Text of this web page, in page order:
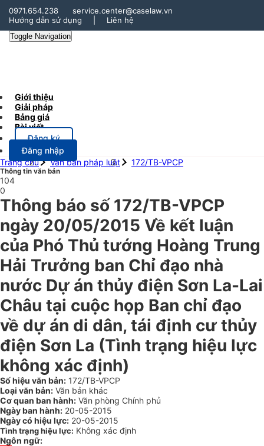
0971.654.238
service.center@caselaw.vn
Hướng dẫn sử dụng
Liên hệ
Toggle Navigation
Giới thiệu
Giải pháp
Bảng giá
Bài viết
Đăng ký
Đăng nhập
Trang chủ
Văn bản pháp luật 172/TB-VPCP
Thông tin văn bản
104
0
Thông báo số 172/TB-VPCP
ngày 20/05/2015 Về kết luận
của Phó Thủ tướng Hoàng Trung
Hải Trưởng ban Chỉ đạo nhà
nước Dự án thủy điện Sơn La-Lai
Châu tại cuộc họp Ban chỉ đạo
về dự án di dân, tái định cư thủy
điện Sơn La (Tình trạng hiệu lực
không xác định)
Số hiệu văn bản: 172/TB-VPCP
Loại văn bản: Văn bản khác
Cơ quan ban hành: Văn phòng Chính phủ
Ngày ban hành: 20-05-2015
Ngày có hiệu lực: 20-05-2015
Tình trạng hiệu lực: Không xác định
Ngôn ngữ: